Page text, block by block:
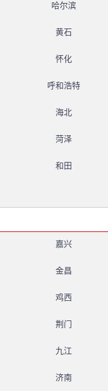
哈尔滨
黄石
怀化
呼和浩特
海北
菏泽
和田
嘉兴
金昌
鸡西
荆门
九江
济南